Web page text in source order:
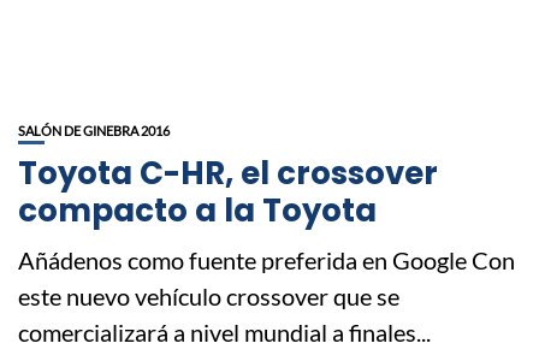
SALÓN DE GINEBRA 2016
Toyota C-HR, el crossover
compacto a la Toyota
Añádenos como fuente preferida en Google Con
este nuevo vehículo crossover que se
comercializará a nivel mundial a finales...